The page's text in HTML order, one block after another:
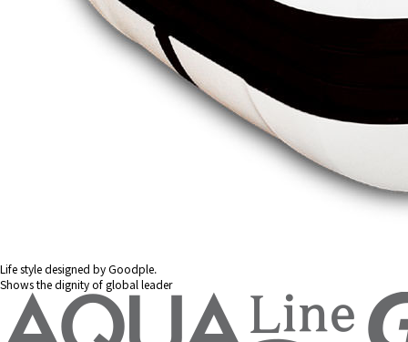
Life style designed by Goodple.
Shows the dignity of global leader